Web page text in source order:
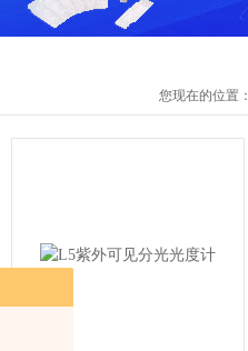
您现在的位置：